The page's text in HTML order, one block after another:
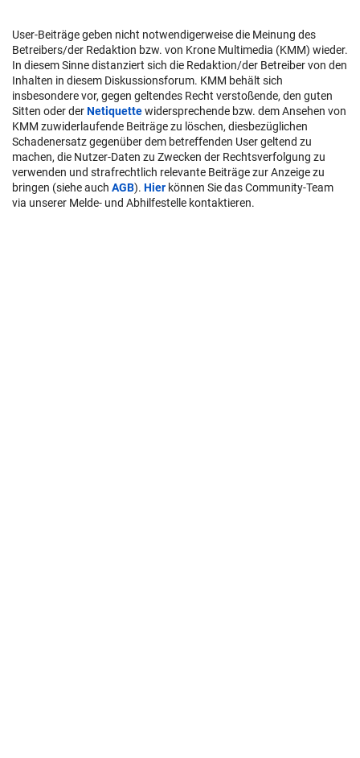
User-Beiträge geben nicht notwendigerweise die Meinung des
Betreibers/der Redaktion bzw. von Krone Multimedia (KMM) wieder.
In diesem Sinne distanziert sich die Redaktion/der Betreiber von den
Inhalten in diesem Diskussionsforum. KMM behält sich
insbesondere vor, gegen geltendes Recht verstoßende, den guten
Sitten oder derNetiquettewidersprechende bzw. dem Ansehen von
KMM zuwiderlaufende Beiträge zu löschen, diesbezüglichen
Schadenersatz gegenüber dem betreffenden User geltend zu
machen, die Nutzer-Daten zu Zwecken der Rechtsverfolgung zu
verwenden und strafrechtlich relevante Beiträge zur Anzeige zu
bringen (siehe auch AGB). Hier können Sie das Community-Team
via unserer Melde- und Abhilfestelle kontaktieren.